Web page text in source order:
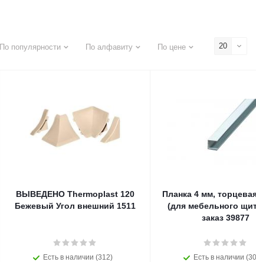
По популярности По алфавиту По цене 20
ВЫВЕДЕНО Thermoplast 120
Бежевый Угол внешний 1511
Есть в наличии (312)
Планка 4 мм,
(для мебельного
заказ 39877
Есть в наличии